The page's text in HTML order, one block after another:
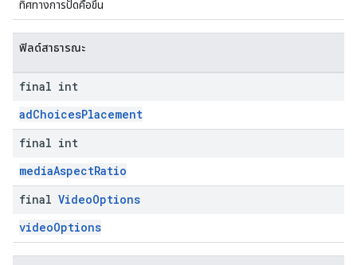
ทิศทางการปัดคือขึ้น
ฟิลด์สาธารณะ
final int
adChoicesPlacement
final int
mediaAspectRatio
final VideoOptions
videoOptions